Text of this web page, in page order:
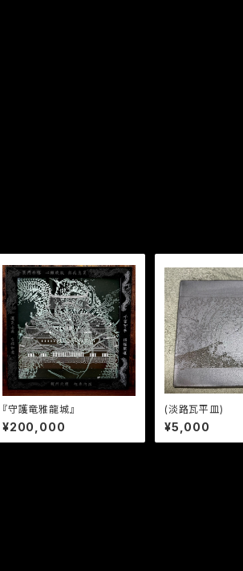
『守護竜雅龍城』
¥200,000
(淡路瓦平皿)
¥5,000